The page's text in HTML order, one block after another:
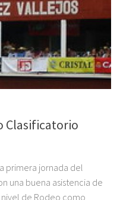
Clasificatorio
primera jornada del
una buena asistencia de
de Rodeo como